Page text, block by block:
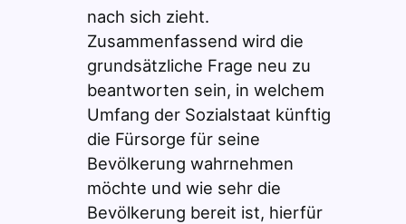
nach sich zieht.
Zusammenfassend wird die
grundsätzliche Frage neu zu
beantworten sein, in welchem
Umfang der Sozialstaat künftig
die Fürsorge für seine
Bevölkerung wahrnehmen
möchte und wie sehr die
Bevölkerung bereit ist, hierfür